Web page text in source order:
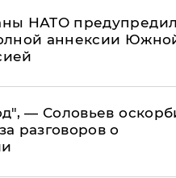
НАТО
аннексии
— Соловьев
разговоров о